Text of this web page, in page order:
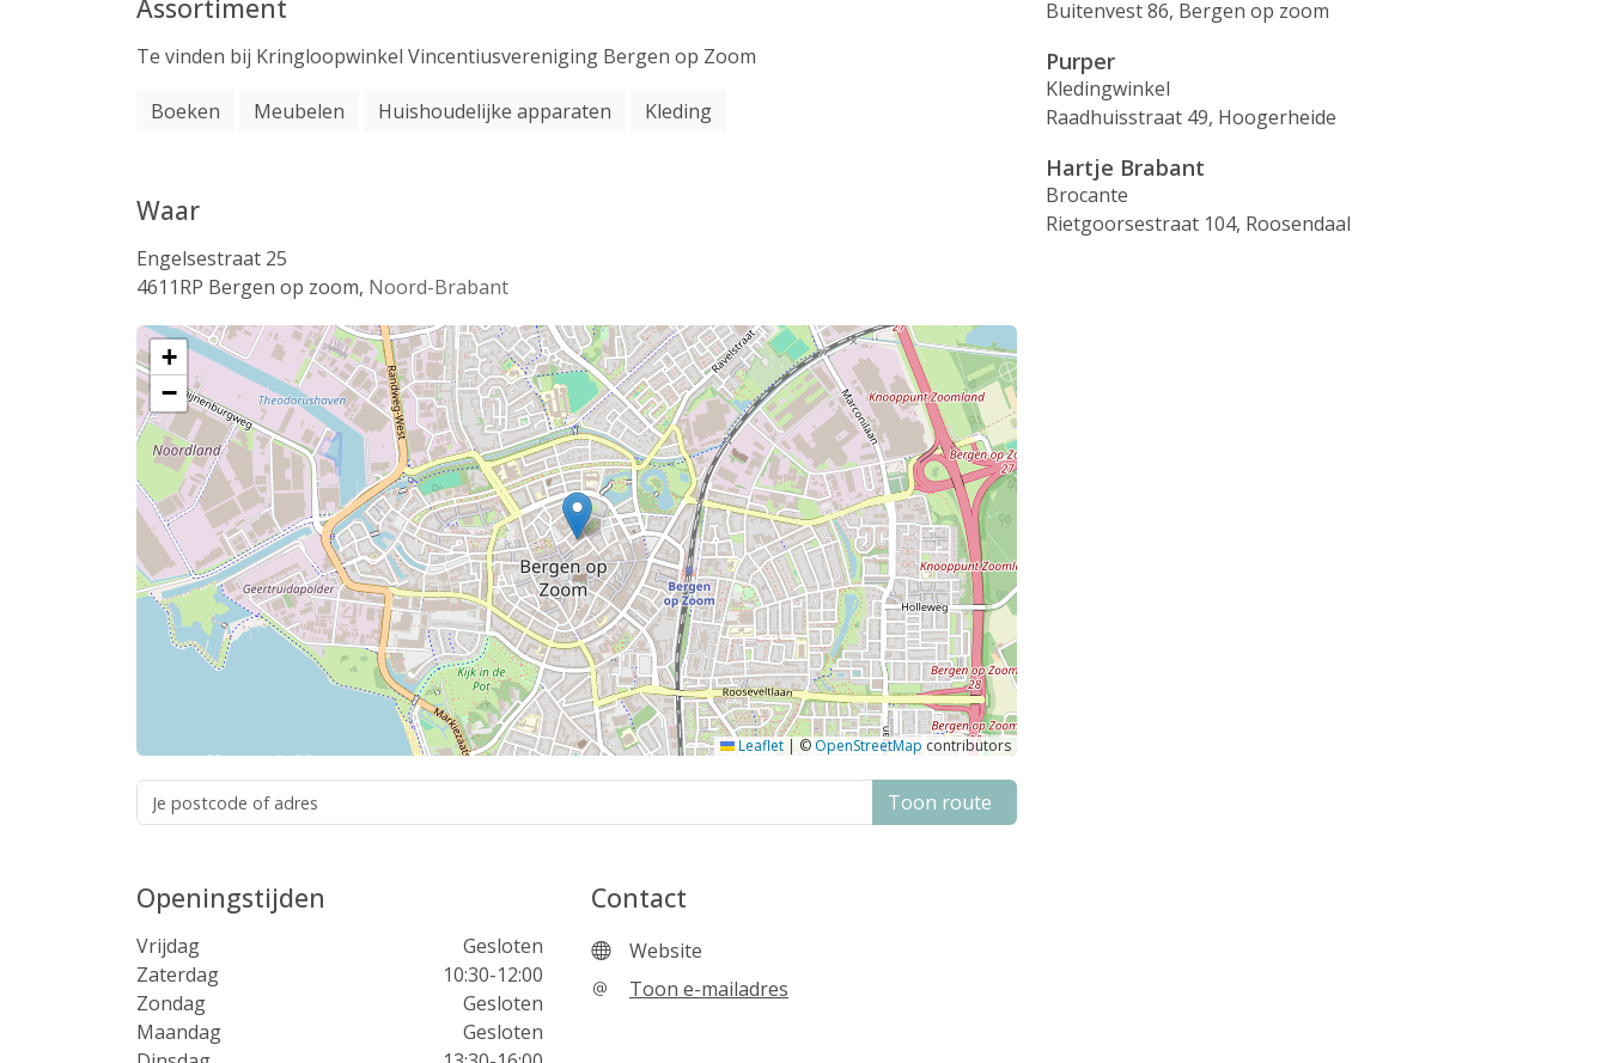
Assortiment
Te vinden bij Kringloopwinkel Vincentiusvereniging Bergen op Zoom
Boeken Meubelen Huishoudelijke apparaten Kleding
Waar
Engelsestraat 25
4611RP Bergen op zoom, Noord-Brabant
+
−
Leaflet | © OpenStreetMap contributors
Toon route
Openingstijden
Vrijdag
Gesloten
Zaterdag
10:30-12:00
Zondag
Gesloten
Maandag
Gesloten
Contact
Website
Toon e-mailadres
Buitenvest 86, Bergen op zoom
Purper
Kledingwinkel
Raadhuisstraat 49, Hoogerheide
Hartje Brabant
Brocante
Rietgoorsestraat 104, Roosendaal